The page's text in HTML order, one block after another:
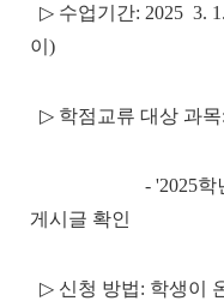
▷ 수업기간: 2025 3.
이)
▷ 학점교류 대상 과
- '2025학년도 1
게시글 확인
▷ 신청 방법: 학생이